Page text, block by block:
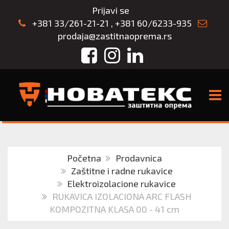
Prijavi se
+381 33/261-21-21 , +381 60/6233-935
prodaja@zastitnaoprema.rs
FacebookInstagram
LinkedIn
Početna
Prodavnica
Zaštitne i radne rukavice
Elektroizolacione rukavice
RUKAVICA IZOLACIONA ARC FLASH
KOMPOZITNA KLASA 00 - 41 cm